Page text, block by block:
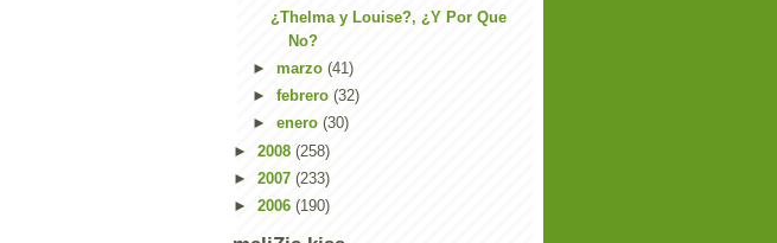
¿Thelma y Louise?, ¿Y Por Que
No?
► marzo (41)
► febrero (32)
► enero (30)
► 2008 (258)
► 2007 (233)
► 2006 (190)